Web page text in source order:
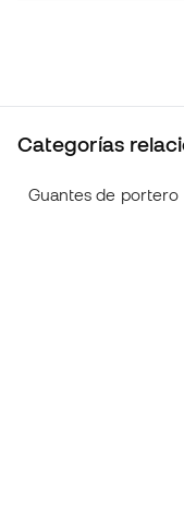
Categorías
Guantes de portero